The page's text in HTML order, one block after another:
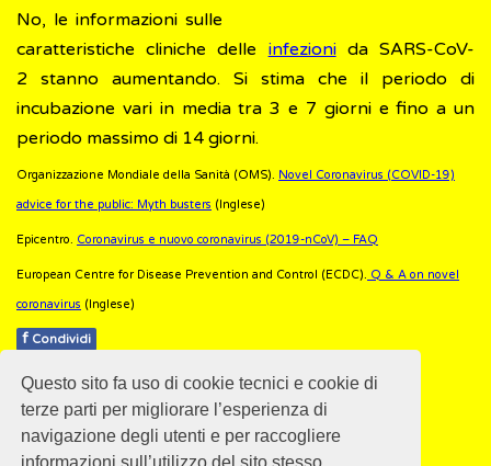
Questo sito fa uso di cookie tecnici e cookie di
terze parti per migliorare l’esperienza di
navigazione degli utenti e per raccogliere
informazioni sull’utilizzo del sito stesso.
No, le informazioni sulle
caratteristiche cliniche delle infezionida SARS-CoV-
2 stanno aumentando. Si stima che il periodo di
incubazione vari in media tra 3 e 7 giorni e fino a un
periodo massimo di 14 giorni.
Organizzazione Mondiale della Sanità (OMS). Novel Coronavirus (COVID-19)
advice for the public: Myth busters (Inglese)
Epicentro. Coronavirus e nuovo coronavirus (2019-nCoV) – FAQ
European Centre for Disease Prevention and Control (ECDC). Q & A on novel
coronavirus (Inglese)
f Condividi
Pubblicato: 07 Febbraio 2020